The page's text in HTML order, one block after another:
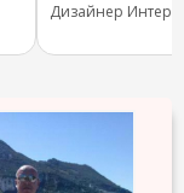
Дизайнер